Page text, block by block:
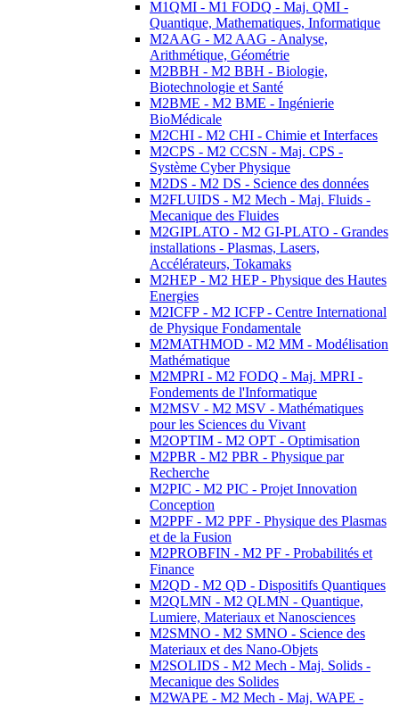
M1QMI - M1 FODQ - Maj. QMI -
Quantique, Mathematiques, Informatique
M2AAG - M2 AAG - Analyse,
Arithmétique, Géométrie
M2BBH - M2 BBH - Biologie,
Biotechnologie et Santé
M2BME - M2 BME - Ingénierie
BioMédicale
M2CHI - M2 CHI - Chimie et Interfaces
M2CPS - M2 CCSN - Maj. CPS -
Système Cyber Physique
M2DS - M2 DS - Science des données
M2FLUIDS - M2 Mech - Maj. Fluids -
Mecanique des Fluides
M2GIPLATO - M2 GI-PLATO - Grandes
installations - Plasmas, Lasers,
Accélérateurs, Tokamaks
M2HEP - M2 HEP - Physique des Hautes
Energies
M2ICFP - M2 ICFP - Centre International
de Physique Fondamentale
M2MATHMOD - M2 MM - Modélisation
Mathématique
M2MPRI - M2 FODQ - Maj. MPRI -
Fondements de l'Informatique
M2MSV - M2 MSV - Mathématiques
pour les Sciences du Vivant
M2OPTIM - M2 OPT - Optimisation
M2PBR - M2 PBR - Physique par
Recherche
M2PIC - M2 PIC - Projet Innovation
Conception
M2PPF - M2 PPF - Physique des Plasmas
et de la Fusion
M2PROBFIN - M2 PF - Probabilités et
Finance
M2QD - M2 QD - Dispositifs Quantiques
M2QLMN - M2 QLMN - Quantique,
Lumiere, Materiaux et Nanosciences
M2SMNO - M2 SMNO - Science des
Materiaux et des Nano-Objets
M2SOLIDS - M2 Mech - Maj. Solids -
Mecanique des Solides
M2WAPE - M2 Mech - Maj. WAPE -